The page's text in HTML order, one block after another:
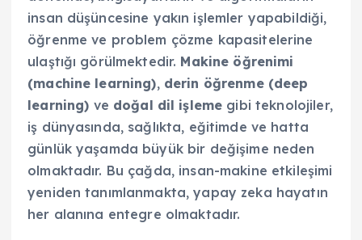
insan düşüncesine yakın işlemler yapabildiği,
öğrenme ve problem çözme kapasitelerine
ulaştığı görülmektedir. Makine öğrenimi
(machine learning), derin öğrenme (deep
learning) ve doğal dil işleme gibi teknolojiler,
iş dünyasında, sağlıkta, eğitimde ve hatta
günlük yaşamda büyük bir değişime neden
olmaktadır. Bu çağda, insan-makine etkileşimi
yeniden tanımlanmakta, yapay zeka hayatın
her alanına entegre olmaktadır.